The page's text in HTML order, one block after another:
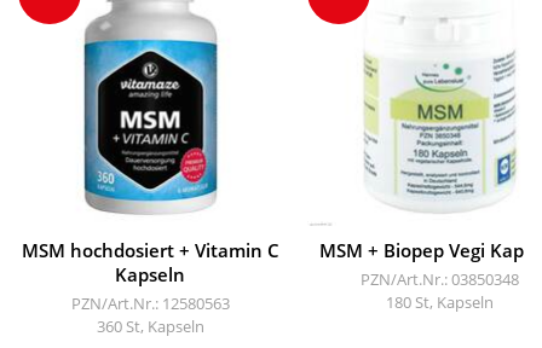
MSM hochdosiert + Vitamin C
Kapseln
PZN/Art.Nr.: 12580563
360 St, Kapseln
MSM + Biopep Vegi
PZN/Art.Nr.: 03850348
180 St, Kapseln